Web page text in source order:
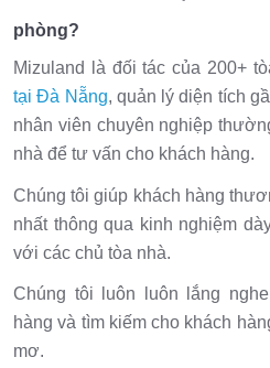
phòng?
Mizuland là đối tác của 200+
tại Đà Nẵng, quản lý diện tích
nhân viên chuyên nghiệp
nhà để tư vấn cho khách hàng.
Chúng tôi giúp khách hàng
nhất thông qua kinh nghiệm
với các chủ tòa nhà.
Chúng tôi luôn luôn lắng
hàng và tìm kiếm cho khách
mơ.